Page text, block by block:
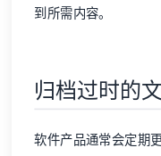
到所需内容。
归档过时的
软件产品通常会定期